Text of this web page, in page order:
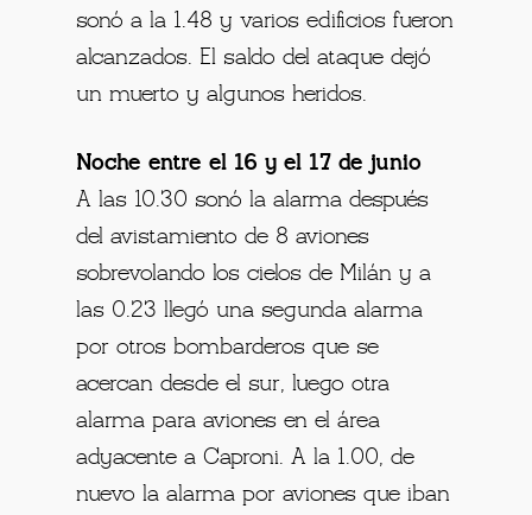
sonó a la 1.48 y varios edificios fueron
alcanzados. El saldo del ataque dejó
un muerto y algunos heridos.
Noche entre el 16 y el 17 de junio
A las 10.30 sonó la alarma después
del avistamiento de 8 aviones
sobrevolando los cielos de Milán y a
las 0.23 llegó una segunda alarma
por otros bombarderos que se
acercan desde el sur, luego otra
alarma para aviones en el área
adyacente a Caproni. A la 1.00, de
nuevo la alarma por aviones que iban